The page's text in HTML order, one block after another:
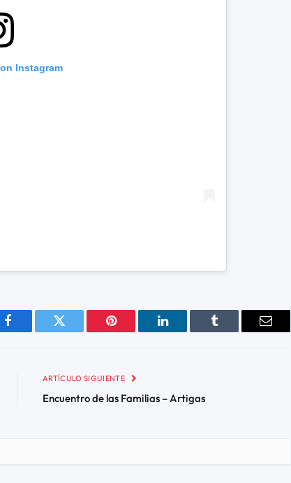
Instagram
Facebook Twitter Pinterest LinkedIn Tumblr Email
ARTÍCULO SIGUIENTE
Encuentro de las Familias – Artigas